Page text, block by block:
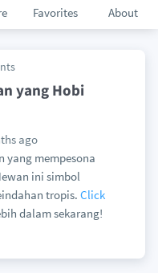
Favorites About
yang Hobi
ago
yang mempesona
ini simbol
tropis. Click
dalam sekarang!